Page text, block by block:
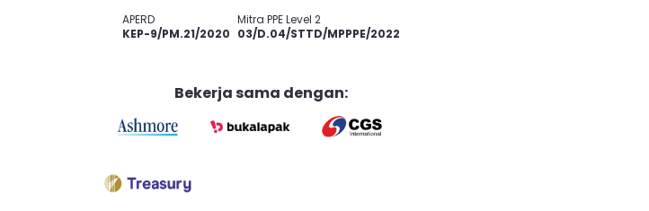
APERD
KEP-9/PM.21/2020
Mitra PPE Level 2
03/D.04/STTD/MPPPE/2022
Bekerja sama dengan: